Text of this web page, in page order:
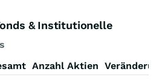
& Institutionelle
Anzahl Aktien